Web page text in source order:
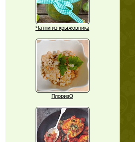
Чатни из крыжовника
ПлоризО